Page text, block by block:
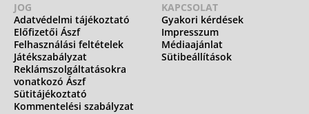
JOG
Adatvédelmi tájékoztató
Előfizetői Ászf
Felhasználási feltételek
Játékszabályzat
Reklámszolgáltatásokra
vonatkozó Ászf
Sütitájékoztató
Kommentelési szabályzat
KAPCSOLAT
Gyakori kérdések
Impresszum
Médiaajánlat
Sütibeállítások